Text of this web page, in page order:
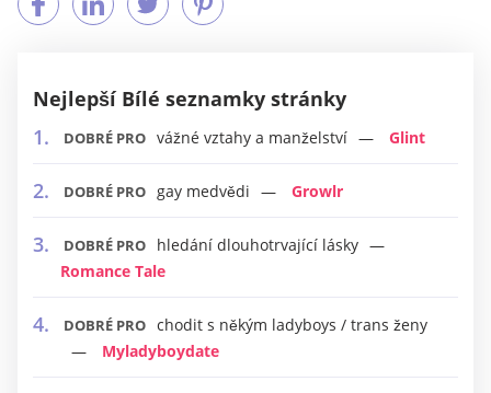
Nejlepší Bílé seznamky stránky
DOBRÉ PRO vážné vztahy a manželství Glint
DOBRÉ PRO gay medvědi Growlr
DOBRÉ PRO
hledání dlouhotrvající lásky
Romance Tale
DOBRÉ PRO chodit s někým ladyboys / trans ženy
Myladyboydate